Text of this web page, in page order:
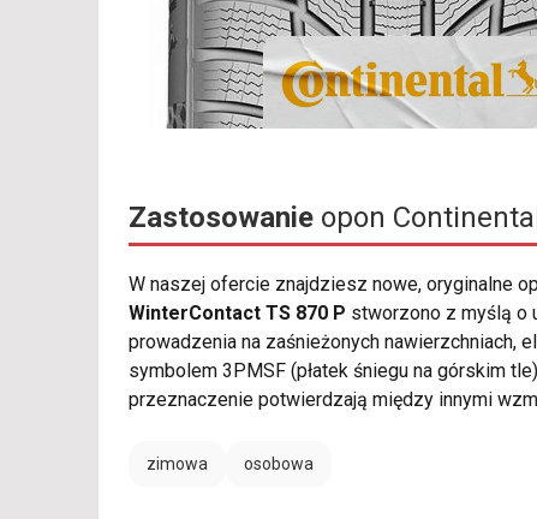
Zastosowanie opon Continental
W naszej ofercie znajdziesz nowe, oryginalne
WinterContact TS 870 P stworzono z myślą o
prowadzenia na zaśnieżonych nawierzchniach,
symbolem 3PMSF (płatek śniegu na górskim
przeznaczenie potwierdzają między innymi
zimowa osobowa